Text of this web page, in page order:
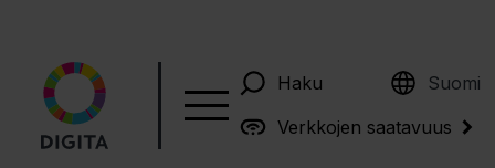
Haku Suomi
English
Verkkojen saatavuus